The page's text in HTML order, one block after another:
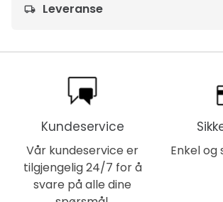
local_shipping Leveranse
Kundeservice
Vår kundeservice er
tilgjengelig 24/7 for å
svare på alle dine
Enkel og